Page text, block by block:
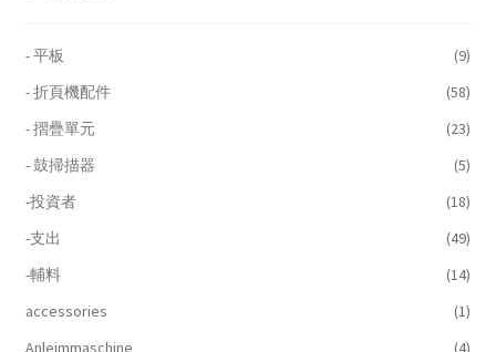
- 平板
(9)
- 折頁機配件
(58)
- 摺疊單元
(23)
- 鼓掃描器
(5)
-投資者
(18)
-支出
(49)
-輔料
(14)
accessories
(1)